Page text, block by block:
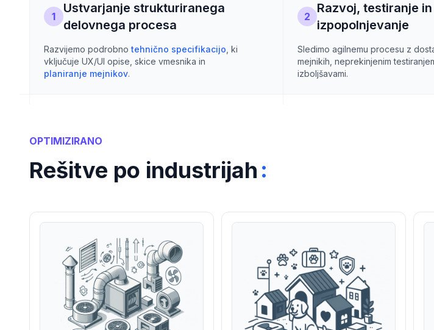
1
Ustvarjanje strukturiranega
delovnega procesa
Razvijemo podrobnotehnično specifikacijo , ki
vključuje UX/UI opise, skice vmesnika in
planiranje mejnikov.
2
Razvoj, testiranje in
izpopolnjevanje
Sledimo agilnemu procesu z
mejnikih, neprekinjenim
izboljšavami.
OPTIMIZIRANO
Rešitve po industrijah :